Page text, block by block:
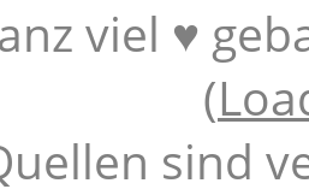
viel ♥
(
sind